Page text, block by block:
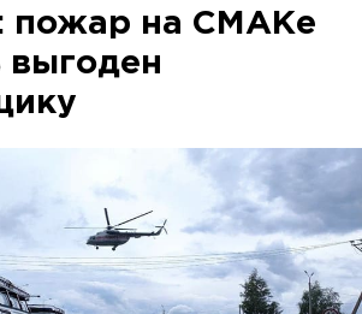
пожар на СМАКе
выгоден